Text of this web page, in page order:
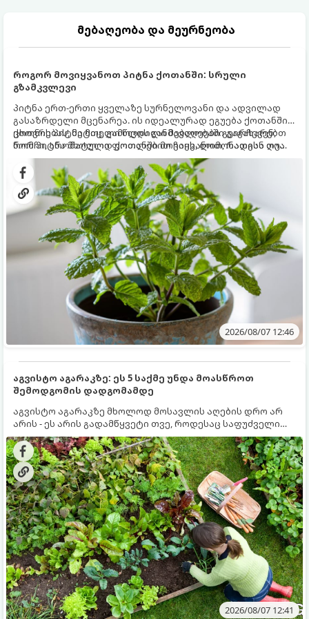
მებაღეობა და მეურნეობა
როგორ მოვიყვანოთ პიტნა ქოთანში: სრული
გზამკვლევი
პიტნა ერთ-ერთი ყველაზე სურნელოვანი და ადვილად
გასაზრდელი მცენარეა. ის იდეალურად ეგუება ქოთანში
ცხოვრებას, მეტიც, გამოცდილი მებაღეები გვირჩევენ,
რომ პიტნა მხოლოდ ქოთანში მოვიყვანოთ, რადგან ღია
გრუნტში (ბაღში) დარგვისას ის ფესვებით ძალიან
სწრაფად ვრცელდება და სხვა მცენარეებს ავიწროებს.
ქოთნის პიტნა მთელი წლის განმავლობაში გაგახარებთ
ნორჩი, არომატული ფოთლებით ჩაის, ლიმონათისა თუ
კერძებისთვის.
2026/08/07 12:46
აგვისტო აგარაკზე: ეს 5 საქმე უნდა მოასწროთ
შემოდგომის დადგომამდე
აგვისტო აგარაკზე მხოლოდ მოსავლის აღების დრო არ
არის - ეს არის გადამწყვეტი თვე, როდესაც საფუძველი
ეყრება მომავალი წლის მოსავალს და ბაღი მზადდება
შემოდგომა-ზამთრის სეზონისთვის. იმისათვის, რომ
ნიადაგმა ენერგია აღიდგინოს, ხოლო მცენარეებმა
ზამთარს გაუძლონ, აგვისტოს ბოლომდე 5
მნიშვნელოვანი საქმის გაკეთება უნდა მოასწროთ:
2026/08/07 12:41